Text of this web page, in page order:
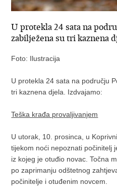
U protekla 24 sata na
zabilježena su tri kaznena
Foto: Ilustracija
U protekla 24 sata na području
tri kaznena djela. Izdvajamo:
Teška krađa provaljivanjem
U utorak, 10. prosinca, u
tijekom noći nepoznati počinitelj
iz kojeg je otuđio novac. Točna
po zaprimanju odštetnog
počinitelje i otuđenim novcem.